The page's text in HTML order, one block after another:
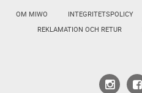
OM MIWO INTEGRITETSPOLICY
REKLAMATION OCH RETUR